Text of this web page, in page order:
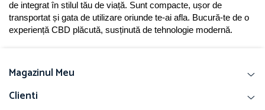
de integrat în stilul tău de viață. Sunt compacte, ușor de
transportat și gata de utilizare oriunde te-ai afla. Bucură-te de o
experiență CBD plăcută, susținută de tehnologie modernă.
Magazinul Meu
Clienti